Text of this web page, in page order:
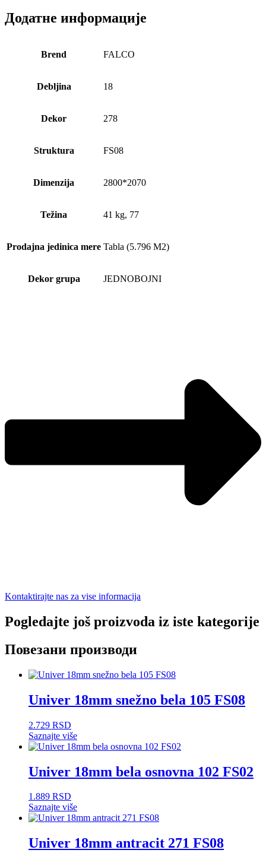
Додатне информације
Brend FALCO
Debljina 18
Dekor 278
Struktura FS08
Dimenzija 2800*2070
Težina 41 kg, 77
Prodajna jedinica mere Tabla (5.796 M2)
Dekor grupa JEDNOBOJNI
Kontaktirajte nas za vise informacija
Pogledajte još proizvoda iz iste kategorije
Повезани производи
Univer 18mm snežno bela 105 FS08
2.729 RSD
Saznajte više
Univer 18mm bela osnovna 102 FS02
1.889 RSD
Saznajte više
Univer 18mm antracit 271 FS08